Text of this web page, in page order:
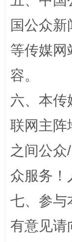
招工
网上
国公众
等传媒网
容。
六、本传
联网主阵
之间公
众服务！
七、参与
有意见请